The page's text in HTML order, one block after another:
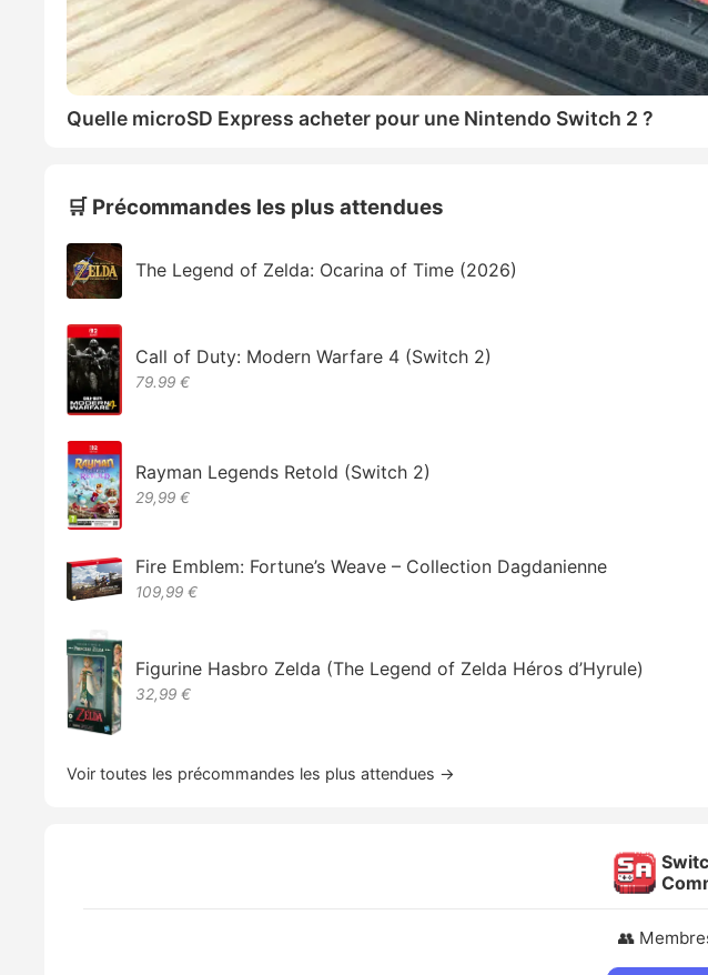
Quelle microSD Express acheter pour une Nintendo Switch 2 ?
🛒 Précommandes les plus attendues
The Legend of Zelda: Ocarina of Time (2026)
Call of Duty: Modern Warfare 4 (Switch 2)
79.99 €
Rayman Legends Retold (Switch 2)
29,99 €
Fire Emblem: Fortune’s Weave – Collection Dagdanienne
109,99 €
Figurine Hasbro Zelda (The Legend of Zelda Héros d’Hyrule)
32,99 €
Voir toutes les précommandes les plus attendues →
👥